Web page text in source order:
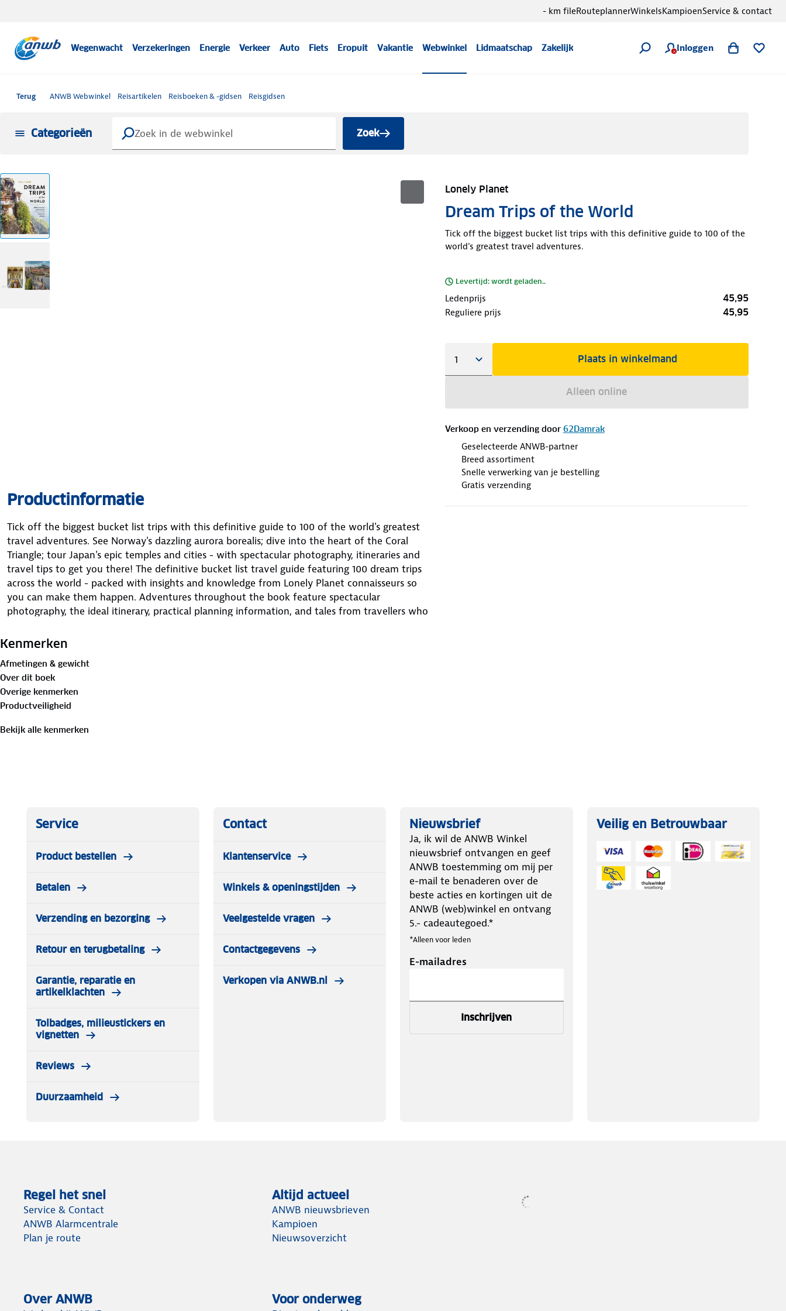
Wegenwacht Verzekeringen Energie Verkeer Auto Fiets Eropuit Vakantie Webwinkel Lidmaatschap Zakelijk Inloggen
- km fileRouteplannerWinkelsKampioenService & contact
Terug ANWB Webwinkel Reisartikelen Reisboeken & -gidsen Reisgidsen
Categorieën Zoek
Lonely Planet
Dream Trips of the World
Tick off the biggest bucket list trips with this definitive guide to 100 of the
world's greatest travel adventures.
Levertijd: wordt geladen..
Ledenprijs 45,95
Reguliere prijs 45,95
Plaats in winkelmand
Alleen online
Verkoop en verzending door 62Damrak
Geselecteerde ANWB-partner
Breed assortiment
Snelle verwerking van je bestelling
Gratis verzending
Productinformatie
Tick off the biggest bucket list trips with this definitive guide to 100 of the world's greatest
travel adventures. See Norway's dazzling aurora borealis; dive into the heart of the Coral
Triangle; tour Japan's epic temples and cities - with spectacular photography, itineraries and
travel tips to get you there! The definitive bucket list travel guide featuring 100 dream trips
across the world - packed with insights and knowledge from Lonely Planet connaisseurs so
you can make them happen. Adventures throughout the book feature spectacular
photography, the ideal itinerary, practical planning information, and tales from travellers who
culture, history, activities, food and drink, and simply exploring an amazing new destination.
transport options where possible, when to go, and things of note including gear to pack for
different climates. Breathtaking photography to inspire your next adventure and 50 detailed
maps.
Kenmerken
Afmetingen & gewicht
Over dit boek
Overige kenmerken
Productveiligheid
Bekijk alle kenmerken
Service
Product bestellen
Betalen
Verzending en bezorging
Retour en terugbetaling
Garantie, reparatie en
artikelklachten
Tolbadges, milieustickers en
vignetten
Reviews
Duurzaamheid
Contact
Klantenservice
Winkels & openingstijden
Veelgestelde vragen
Contactgegevens
Verkopen via ANWB.nl
Nieuwsbrief
Ja, ik wil de ANWB Winkel
nieuwsbrief ontvangen en geef
ANWB toestemming om mij per
e-mail te benaderen over de
beste acties en kortingen uit de
ANWB (web)winkel en ontvang
5.- cadeautegoed.*
*Alleen voor leden
E-mailadres
Inschrijven
Veilig en Betrouwbaar
Regel het snel
Service & Contact
ANWB Alarmcentrale
Plan je route
Altijd actueel
ANWB nieuwsbrieven
Kampioen
Nieuwsoverzicht
Over ANWB Voor onderweg